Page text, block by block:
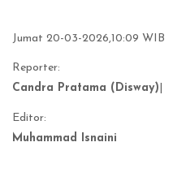
Jumat 20-03-2026,10:09 WIB
Reporter:
Candra Pratama (Disway)
Editor:
Muhammad Isnaini